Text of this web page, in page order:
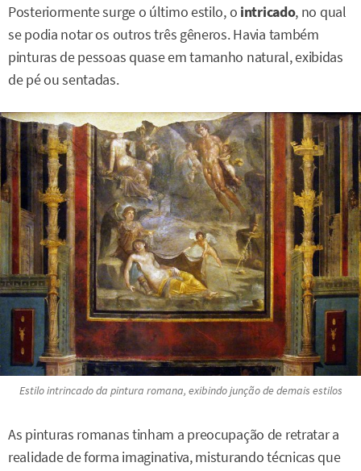
Posteriormente surge o último estilo, o intricado, no qual
se podia notar os outros três gêneros. Havia também
pinturas de pessoas quase em tamanho natural, exibidas
de pé ou sentadas.
Estilointrincadoda pintura romana, exibindo junção de demais estilos
As pinturas romanas tinham a preocupação de retratar a
realidade de forma imaginativa, misturando técnicas que